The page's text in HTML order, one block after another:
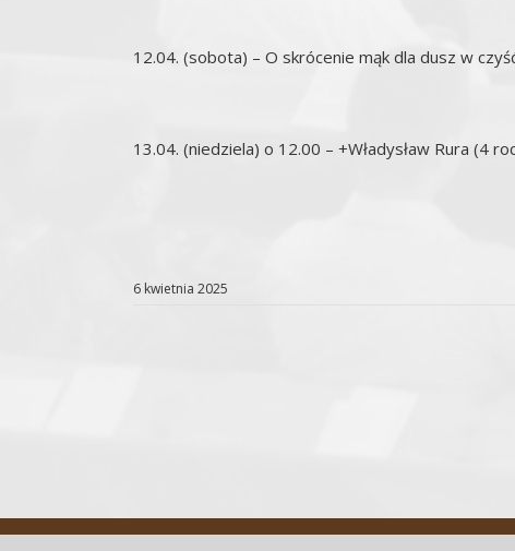
12.04. (sobota) – O skrócenie mąk dla dusz w
13.04. (niedziela) o 12.00 – +Władysław Rura (4
6 kwietnia 2025